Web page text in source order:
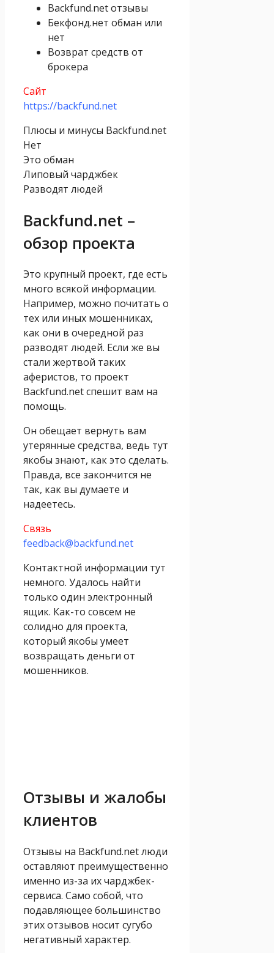
Backfund.net отзывы
Бекфонд.нет обман или
нет
Возврат средств от
брокера
Сайт
https://backfund.net
Плюсы и минусы Backfund.net
Нет
Это обман
Липовый чарджбек
Разводят людей
Backfund.net –
обзор проекта
Это крупный проект, где есть
много всякой информации.
Например, можно почитать о
тех или иных мошенниках,
как они в очередной раз
разводят людей. Если же вы
стали жертвой таких
аферистов, то проект
Backfund.net спешит вам на
помощь.
Он обещает вернуть вам
утерянные средства, ведь тут
якобы знают, как это сделать.
Правда, все закончится не
так, как вы думаете и
надеетесь.
Связь
feedback@backfund.net
Контактной информации тут
немного. Удалось найти
только один электронный
ящик. Как-то совсем не
солидно для проекта,
который якобы умеет
возвращать деньги от
мошенников.
Отзывы и жалобы
клиентов
Отзывы на Backfund.net люди
оставляют преимущественно
именно из-за их чарджбек-
сервиса. Само собой, что
подавляющее большинство
этих отзывов носит сугубо
негативный характер.